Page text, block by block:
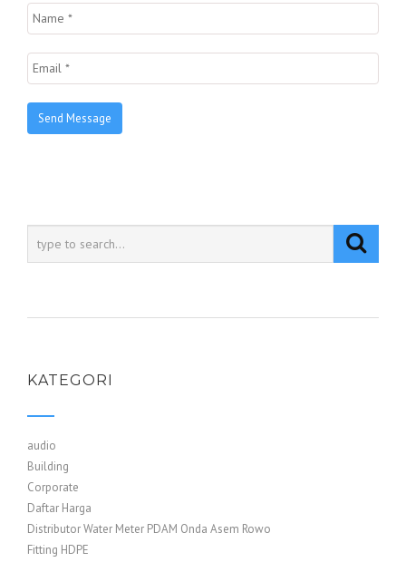
KATEGORI
audio
Building
Corporate
Daftar Harga
Distributor Water Meter PDAM Onda Asem Rowo
Fitting HDPE